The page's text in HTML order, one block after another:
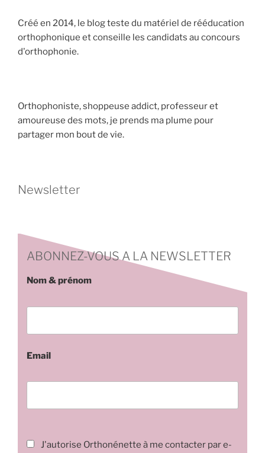
Créé en 2014, le blog teste du matériel de rééducation
orthophonique et conseille les candidats au concours
d'orthophonie.
Orthophoniste, shoppeuse addict, professeur et
amoureuse des mots, je prends ma plume pour
partager mon bout de vie.
Newsletter
ABONNEZ-VOUS A LA NEWSLETTER
Nom & prénom
Email
J'autorise Orthonénette à me contacter par e-